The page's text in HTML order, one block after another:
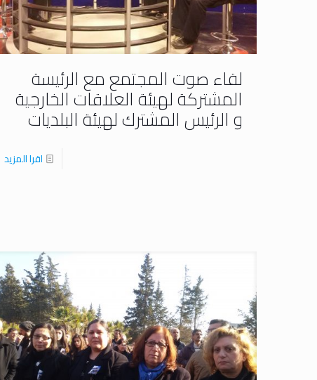
لقاء صوت المجتمع مع الرئيسة
المشتركة لهيئة العلاقات الخارجية
و الرئيس المشترك لهيئة البلديات
اقرا المزيد